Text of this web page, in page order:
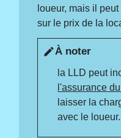
loueur, mais il
sur le prix de la
editÀ noter
la LLD peut
l'assurance
laisser la
avec le loueur.